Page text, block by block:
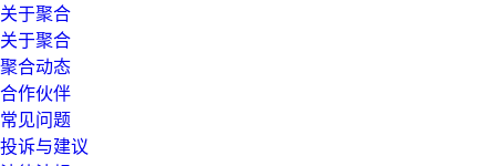
关于聚合
关于聚合
聚合动态
合作伙伴
常见问题
投诉与建议